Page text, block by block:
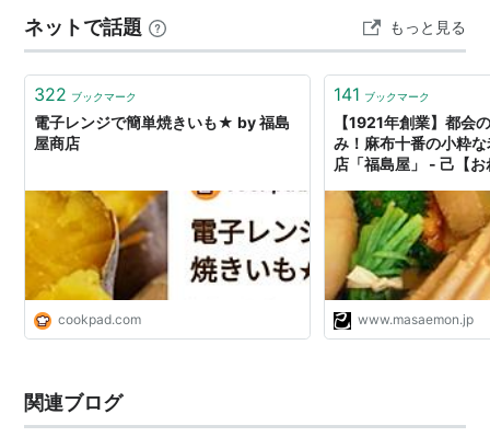
一軒宿は、まさに秘湯好きの憧れ。歴史ある温泉と四季
折…
ネットで話題 もっと見る
322 ブックマーク
電子レンジで簡単焼きいも★ by 福島
屋商店
cookpad.com
141 ブックマーク
【1921年創業】都会
み！麻布十番の小粋
店「福島屋」 - 己【お
www.masaemon.jp
関連ブログ